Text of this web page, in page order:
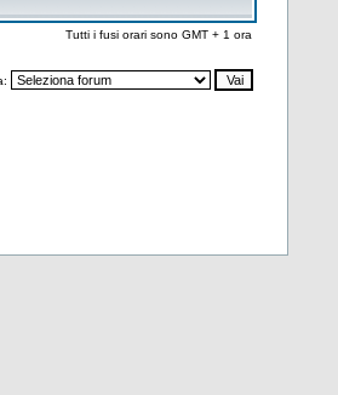
Tutti i fusi orari sono GMT + 1 ora